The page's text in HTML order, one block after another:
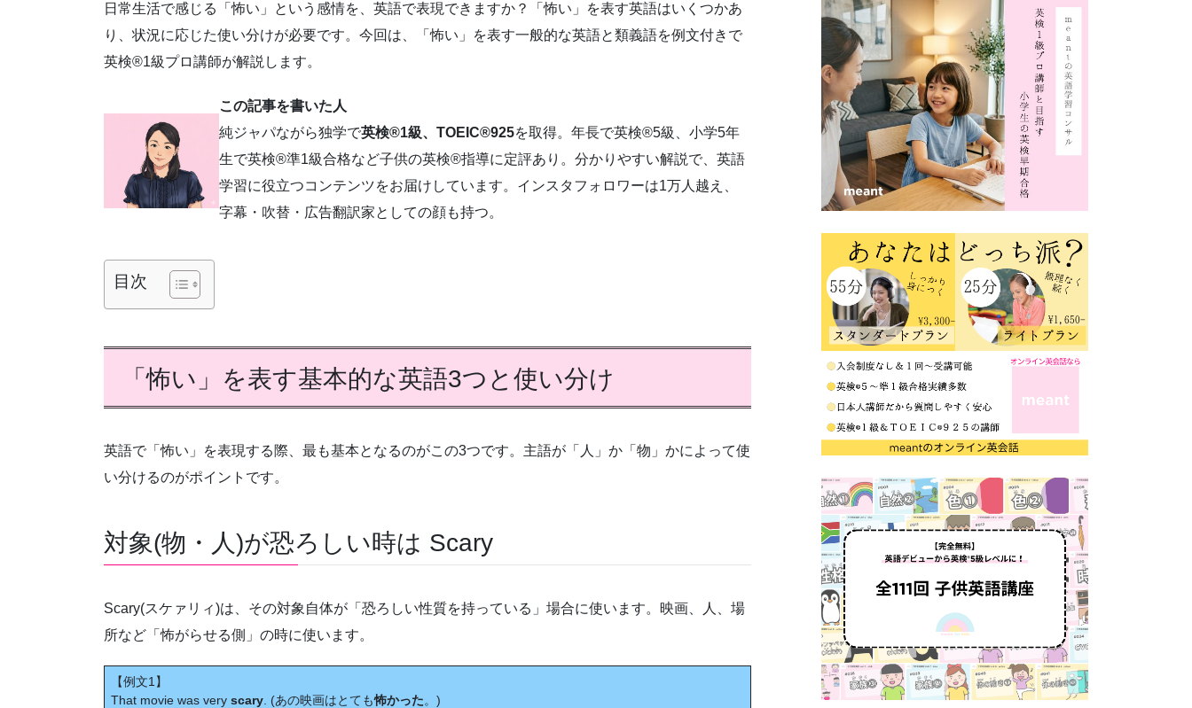
日常生活で感じる「怖い」という感情を、英語で表現できますか？「怖い」を表す英語はいくつかあ
り、状況に応じた使い分けが必要です。今回は、「怖い」を表す一般的な英語と類義語を例文付きで
英検®1級プロ講師が解説します。
この記事を書いた人
純ジャパながら独学で英検®1級、TOEIC®925を取得。年長で英検®5級、小学5年
生で英検®準1級合格など子供の英検®指導に定評あり。分かりやすい解説で、英語
学習に役立つコンテンツをお届けしています。インスタフォロワーは1万人越え、
字幕・吹替・広告翻訳家としての顔も持つ。
目次
「怖い」を表す基本的な英語3つと使い分け
英語で「怖い」を表現する際、最も基本となるのがこの3つです。主語が「人」か「物」かによって使
い分けるのがポイントです。
対象(物・人)が恐ろしい時は Scary
Scary(スケァリィ)は、その対象自体が「恐ろしい性質を持っている」場合に使います。映画、人、場
所など「怖がらせる側」の時に使います。
【例文1】
That movie was very scary . (あの映画はとても怖かった。)